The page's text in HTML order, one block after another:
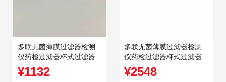
多联无菌薄膜过滤器检测
仪药检过滤器杯式过滤器
溶剂溶液水质检
¥1132
多联无菌薄膜过滤器检测
仪药检过滤器杯式过滤器
溶剂溶液水质检
¥2548